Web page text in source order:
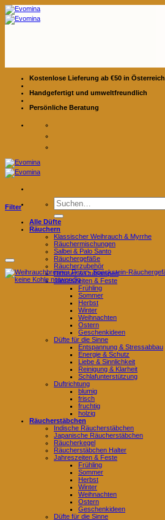
Zum
Inhalt
springen
Kostenlose Lieferung ab €50 in Österreich
Handgefertigt und umweltfreundlich
Persönliche Beratung
Suchen
nach:
Alle Düfte
Räuchern
Klassischer Weihrauch & Myrrhe
Räuchermischungen
Salbei & Palo Santo
Räuchergefäße
Räucherzubehör
Diffuser & Duftlampen
Jahreszeiten & Feste
Frühling
Sommer
Herbst
Winter
Weihnachten
Ostern
Geschenkideen
Düfte für die Sinne
Entspannung & Stressabbau
Energie & Schutz
Liebe & Sinnlichkeit
Reinigung & Klarheit
Schlafunterstützung
Duftrichtung
blumig
frisch
fruchtig
holzig
Räucherstäbchen
Indische Räucherstäbchen
Japanische Räucherstäbchen
Räucherkegel
Räucherstäbchen Halter
Jahreszeiten & Feste
Frühling
Sommer
Herbst
Winter
Weihnachten
Ostern
Geschenkideen
Düfte für die Sinne
Filter